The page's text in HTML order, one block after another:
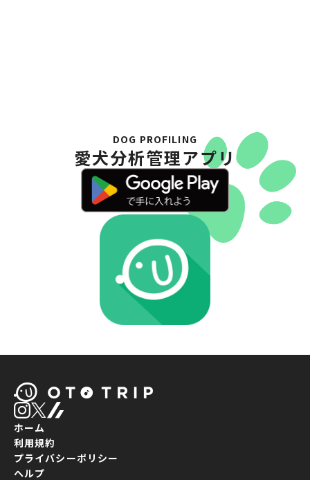
DOG PROFILING
愛犬分析管理アプリ
ホーム
利用規約
プライバシーポリシー
ヘルプ